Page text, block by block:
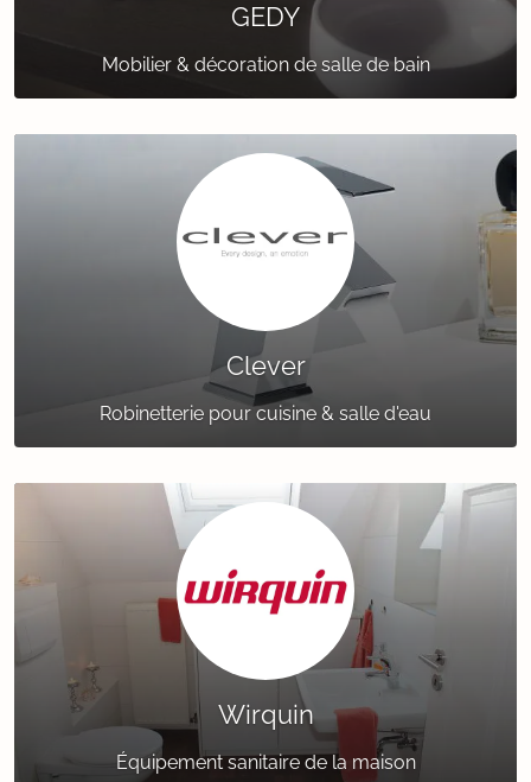
GEDY
Mobilier & décoration de salle de bain
Clever
Robinetterie pour cuisine & salle d'eau
Wirquin
Équipement sanitaire de la maison